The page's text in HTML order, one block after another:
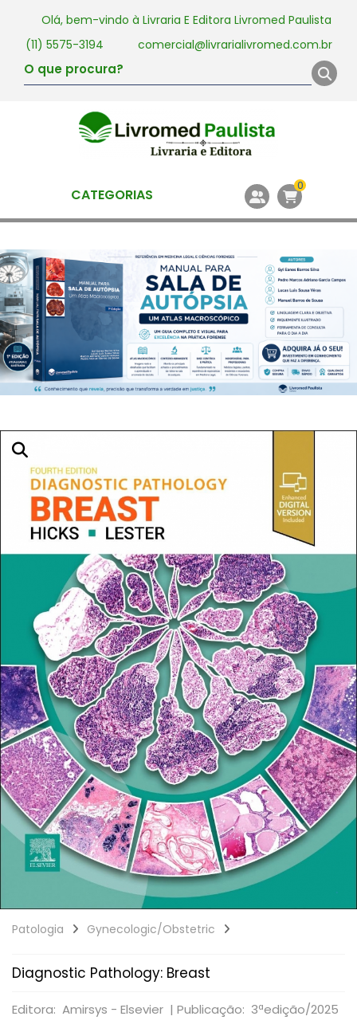
Olá, bem-vindo à Livraria E Editora Livromed Paulista
(11) 5575-3194
comercial@livrarialivromed.com.br
CATEGORIAS 0
Patologia Gynecologic/Obstetric
Diagnostic Pathology: Breast
Editora: Amirsys - Elsevier | Publicação: 3ªedição/2025